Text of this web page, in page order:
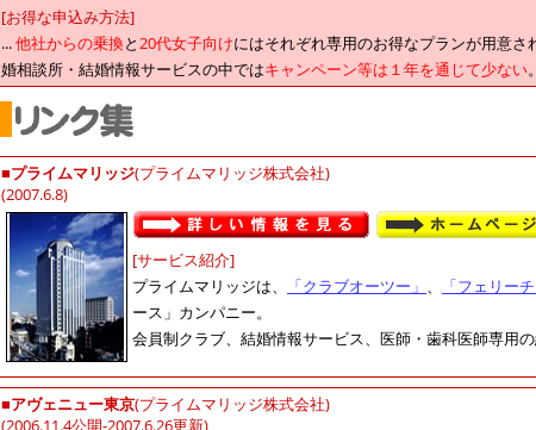
[お得な申込み方法]
...他社からの乗換と20代女子向けにはそれぞれ専用のお得なプランが用意
婚相談所・結婚情報サービスの中ではキャンペーン等は１年を通じて少ない
■プライムマリッジ(プライムマリッジ株式会社)
(2007.6.8)
[サービス紹介]
プライムマリッジは、
「クラブオーツー」 、 「フェリーチ
ース」カンパニー。
会員制クラブ、結婚情報サービス、医師・歯科医師専用
■アヴェニュー東京(プライムマリッジ株式会社)
(2006.11.4公開-2007.6.26更新)